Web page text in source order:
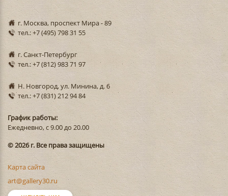
г. Москва, проспект Мира - 89
тел.: +7 (495) 798 31 55
г. Санкт-Петербург
тел.: +7 (812) 983 71 97
Н. Новгород, ул. Минина, д. 6
тел.: +7 (831) 212 94 84
График работы:
Ежедневно, с 9.00 до 20.00
© 2026 г. Все права защищены
Карта сайта
art@gallery30.ru